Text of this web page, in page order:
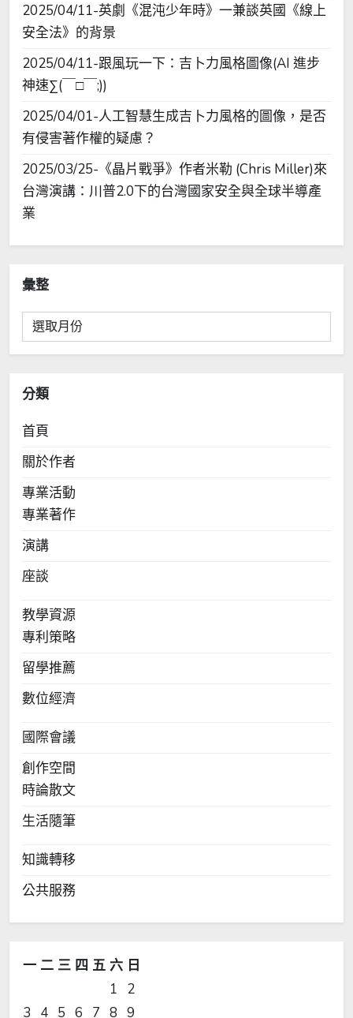
2025/04/11-英劇《混沌少年時》一兼談英國《線上
安全法》的背景
2025/04/11-跟風玩一下：吉卜力風格圖像(AI 進步
神速∑(￣□￣;))
2025/04/01-人工智慧生成吉卜力風格的圖像，是否
有侵害著作權的疑慮？
2025/03/25-《晶片戰爭》作者米勒 (Chris Miller)來
台灣演講：川普2.0下的台灣國家安全與全球半導產
業
彙整
彙
整
分類
首頁
關於作者
專業活動
專業著作
演講
座談
教學資源
專利策略
留學推薦
數位經濟
國際會議
創作空間
時論散文
生活隨筆
知識轉移
公共服務
一 二 三 四 五 六 日
1
2
3
4 5 6 7 8 9